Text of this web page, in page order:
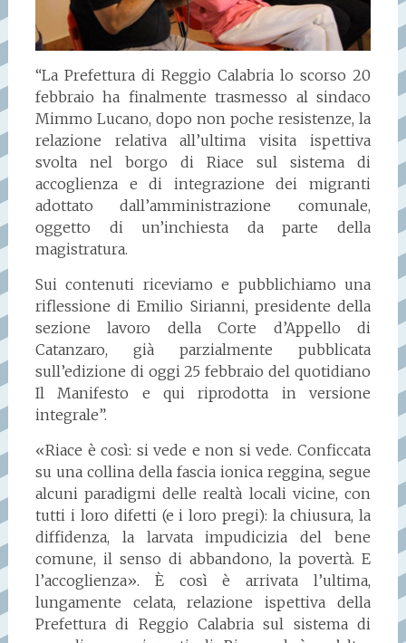
“La Prefettura di Reggio Calabria lo scorso 20
febbraio ha finalmente trasmesso al sindaco
Mimmo Lucano, dopo non poche resistenze, la
relazione relativa all’ultima visita ispettiva
svolta nel borgo di Riace sul sistema di
accoglienza e di integrazione dei migranti
adottato dall’amministrazione comunale,
oggetto di un’inchiesta da parte della
magistratura.
Sui contenuti riceviamo e pubblichiamo una
riflessione di Emilio Sirianni, presidente della
sezione lavoro della Corte d’Appello di
Catanzaro, già parzialmente pubblicata
sull’edizione di oggi 25 febbraio del quotidiano
Il Manifesto e qui riprodotta in versione
integrale”.
«Riace è così: si vede e non si vede. Conficcata
su una collina della fascia ionica reggina, segue
alcuni paradigmi delle realtà locali vicine, con
tutti i loro difetti (e i loro pregi): la chiusura, la
diffidenza, la larvata impudicizia del bene
comune, il senso di abbandono, la povertà. E
l’accoglienza». È così è arrivata l’ultima,
lungamente celata, relazione ispettiva della
Prefettura di Reggio Calabria sul sistema di